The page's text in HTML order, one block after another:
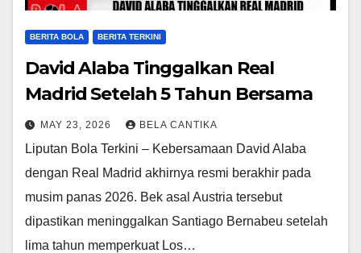
BERITA BOLA BERITA TERKINI
David Alaba Tinggalkan Real
Madrid Setelah 5 Tahun Bersama
MAY 23, 2026 BELA CANTIKA
Liputan Bola Terkini – Kebersamaan David Alaba
dengan Real Madrid akhirnya resmi berakhir pada
musim panas 2026. Bek asal Austria tersebut
dipastikan meninggalkan Santiago Bernabeu setelah
lima tahun memperkuat Los…